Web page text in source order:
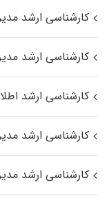
کارشناسی ارشد
کارشناسی ارشد
کارشناسی ارشد
کارشناسی ارشد
کارشناسی ارشد